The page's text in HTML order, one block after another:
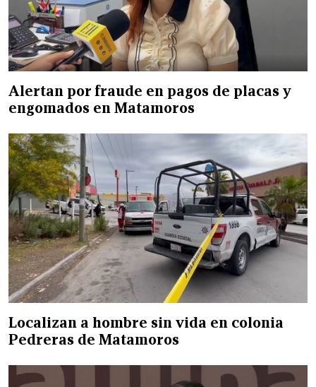
Alertan por fraude en pagos de placas y
engomados en Matamoros
Localizan a hombre sin vida en colonia
Pedreras de Matamoros